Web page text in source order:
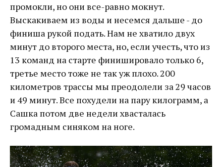
промокли, но они все-равно мокнут.
Выскакиваем из воды и несемся дальше - до
финиша рукой подать. Нам не хватило двух
минут до второго места, но, если учесть, что из
13 команд на старте финишировало только 6,
третье место тоже не так уж плохо. 200
километров трассы мы преодолели за 29 часов
и 49 минут. Все похудели на пару килограмм, а
Сашка потом две недели хвасталась
громадным синяком на ноге.